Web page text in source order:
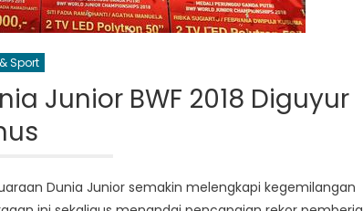
Sport
Junior BWF 2018 Diguyur
Dunia Junior semakin melengkapi kegemilangan